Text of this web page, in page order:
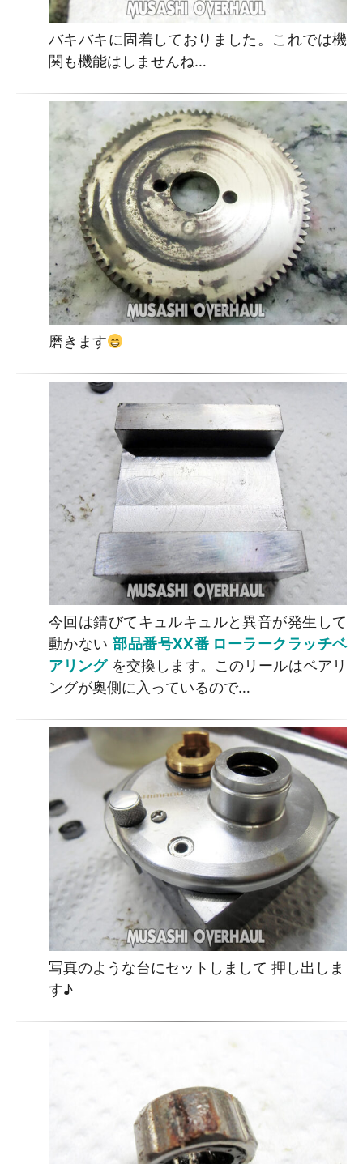
バキバキに固着しておりました。これでは機
関も機能はしませんね…
磨きます
今回は錆びてキュルキュルと異音が発生して
動かない部品番号XX番 ローラークラッチベ
アリングを交換します。このリールはベアリ
ングが奥側に入っているので…
写真のような台にセットしまして 押し出しま
す♪